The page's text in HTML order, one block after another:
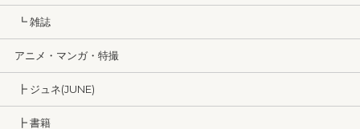
┗ 雑誌
アニメ・マンガ・特撮
┣ ジュネ(JUNE)
┣ 書籍